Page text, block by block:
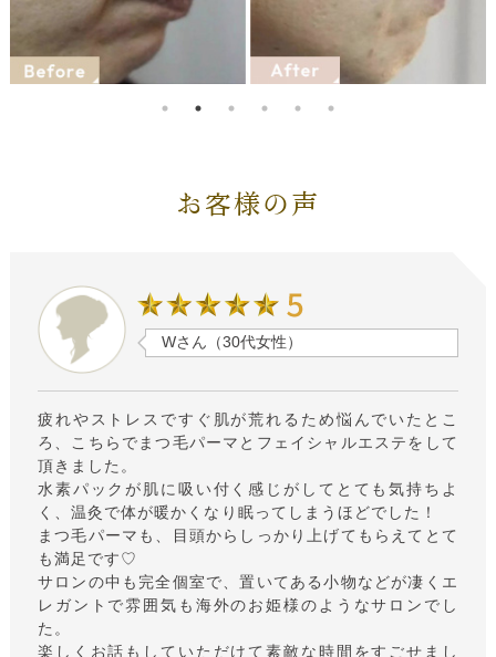
お客様の声
Tさん（40代女性）
友人からの紹介で約5年お世話になってます。
初めてエステをして頂いたころから気になってた、たる
み・ほうれい線・シミ・毛穴・小顔が当初に比べ見違え
るほど良くなりました。
お肌の専門家の渋谷先生にアドバイスをいただきなが
ら、化粧品の選択、大切さも納得して使用しています。
適量の指導もあるので時間とお金の無駄もなくなりまし
た。
先生と二人きりのエレガントな空間で、周りも気にせず
お肌だけではなく色々な相談もしやすいです。
毎回とても癒され、帰るときはスッキリとした気持ちで